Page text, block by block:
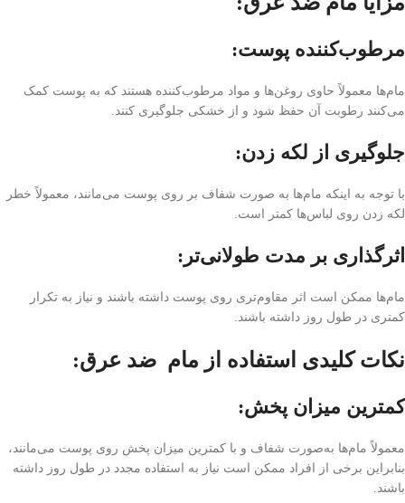
مرطوب‌کننده پوست:
مام‌ها معمولاً حاوی روغن‌ها و مواد مرطوب‌کننده هستند که به پوست کمک
می‌کنند رطوبت آن حفظ شود و از خشکی جلوگیری کنند.
جلوگیری از لکه زدن:
با توجه به اینکه مام‌ها به صورت شفاف بر روی پوست می‌مانند، معمولاً خطر
لکه زدن روی لباس‌ها کمتر است.
اثر‌گذاری بر مدت طولانی‌تر:
مام‌ها ممکن است اثر مقاوم‌تری روی پوست داشته باشند و نیاز به تکرار
کمتری در طول روز داشته باشند.
نکات کلیدی استفاده از مام ضد عرق:
کمترین میزان پخش:
معمولاً مام‌ها به‌صورت شفاف و با کمترین میزان پخش روی پوست می‌مانند،
بنابراین برخی از افراد ممکن است نیاز به استفاده مجدد در طول روز داشته
باشند.